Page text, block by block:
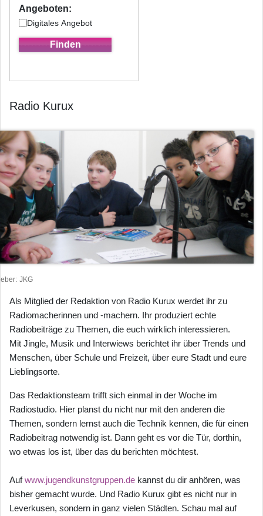
Angeboten:
Digitales Angebot
Radio Kurux
JKG
Als Mitglied der Redaktion von Radio Kurux werdet ihr zu
Radiomacherinnen und -machern. Ihr produziert echte
Radiobeiträge zu Themen, die euch wirklich interessieren.
Mit Jingle, Musik und Interwiews berichtet ihr über Trends und
Menschen, über Schule und Freizeit, über eure Stadt und eure
Lieblingsorte.
Das Redaktionsteam trifft sich einmal in der Woche im
Radiostudio. Hier planst du nicht nur mit den anderen die
Themen, sondern lernst auch die Technik kennen, die für einen
Radiobeitrag notwendig ist. Dann geht es vor die Tür, dorthin,
wo etwas los ist, über das du berichten möchtest.
Aufwww.jugendkunstgruppen.de kannst du dir anhören, was
bisher gemacht wurde. Und Radio Kurux gibt es nicht nur in
Leverkusen, sondern in ganz vielen Städten. Schau mal auf